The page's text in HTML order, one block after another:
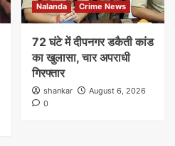
Nalanda Crime News
72 घंटे में दीपनगर डकैती कांड
का खुलासा, चार अपराधी
गिरफ्तार
shankar
August 6, 2026
0